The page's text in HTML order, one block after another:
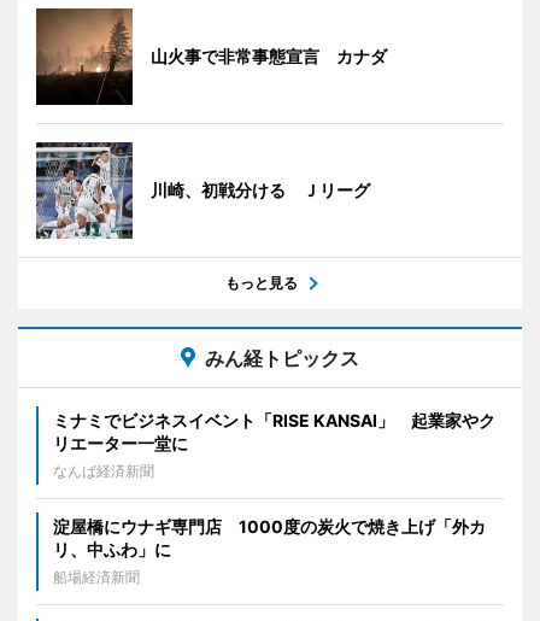
山火事で非常事態宣言 カナダ
川崎、初戦分ける Ｊリーグ
もっと見る
みん経トピックス
ミナミでビジネスイベント「RISE KANSAI」 起業家やク
リエーター一堂に
なんば経済新聞
淀屋橋にウナギ専門店 1000度の炭火で焼き上げ「外カ
リ、中ふわ」に
船場経済新聞